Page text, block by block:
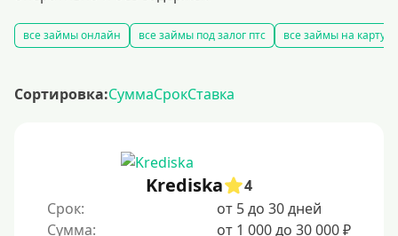
все займы онлайн все займы под залог птс все займы на карту
Сортировка:СуммаСрокСтавка
Krediska
4
Срок:
от 5 до 30 дней
Сумма:
от 1 000 до 30 000 ₽